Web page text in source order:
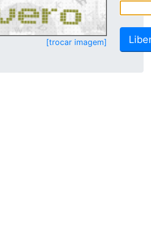
[trocar imagem]